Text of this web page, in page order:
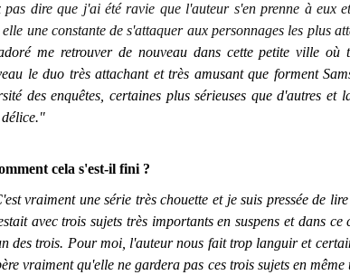
pas dire que j'ai été ravie que l'auteur s'en prenne à eux
elle une constante de s'attaquer aux personnages les plus
me retrouver de nouveau dans cette petite ville
le duo très attachant et très amusant que forment
des enquêtes, certaines plus sérieuses que d'autres et
cela s'est-il fini ?
vraiment une série très chouette et je suis pressée de
avec trois sujets très importants en suspens et dans
des trois. Pour moi, l'auteur nous fait trop languir et
vraiment qu'elle ne gardera pas ces trois sujets en